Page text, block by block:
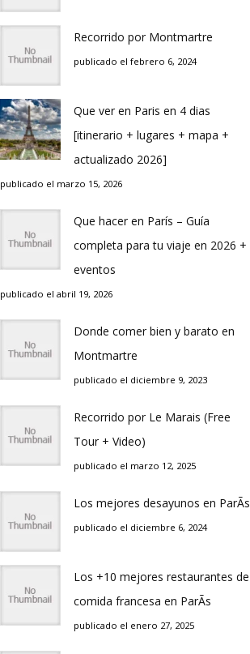
Recorrido por Montmartre
publicado el febrero 6, 2024
Que ver en Pari­s en 4 di­as
[itinerario + lugares + mapa +
actualizado 2026]
publicado el marzo 15, 2026
Que hacer en Parí­s – Guí­a
completa para tu viaje en 2026 +
eventos
publicado el abril 19, 2026
Donde comer bien y barato en
Montmartre
publicado el diciembre 9, 2023
Recorrido por Le Marais (Free
Tour + Video)
publicado el marzo 12, 2025
Los mejores desayunos en ParÃ­s
publicado el diciembre 6, 2024
Los +10 mejores restaurantes de
comida francesa en ParÃ­s
publicado el enero 27, 2025